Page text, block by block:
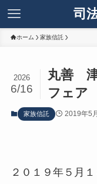
司
ホーム 家族信託
丸善 津
フェア
2026
6/16
家族信託 2019年5
２０１９年５月